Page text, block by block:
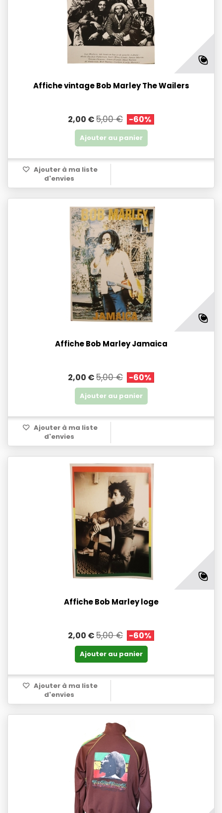
Affiche vintage Bob Marley The Wailers
2,00 €5,00 € -60%
Ajouter au panier
Ajouter à ma liste
d'envies
Affiche Bob Marley Jamaica
2,00 €5,00 € -60%
Ajouter au panier
Ajouter à ma liste
d'envies
Affiche Bob Marley loge
2,00 €5,00 € -60%
Ajouter au panier
Ajouter à ma liste
d'envies